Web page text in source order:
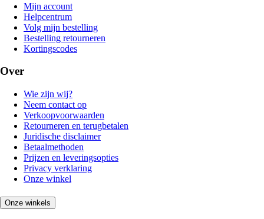
Mijn account
Helpcentrum
Volg mijn bestelling
Bestelling retourneren
Kortingscodes
Over
Wie zijn wij?
Neem contact op
Verkoopvoorwaarden
Retourneren en terugbetalen
Juridische disclaimer
Betaalmethoden
Prijzen en leveringsopties
Privacy verklaring
Onze winkel
Onze winkels